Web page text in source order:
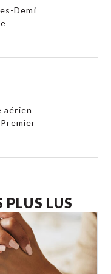
Demi
aérien
PLUS LUS